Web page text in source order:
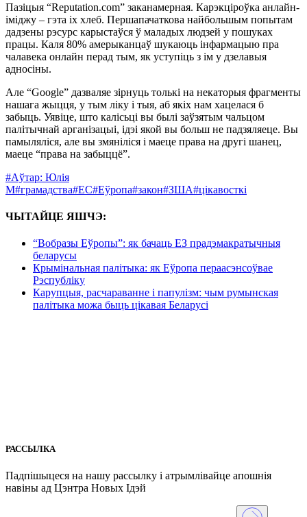
Пазіцыя “Reputation.com” заканамерная. Карэкціроўка анлайн-
іміджу – гэта іх хлеб. Першапачаткова найбольшым попытам
дадзены рэсурс карыстаўся ў маладых людзей у пошуках
працы. Каля 80% амерыканцаў шукаюць інфармацыю пра
чалавека онлайн перад тым, як уступіць з ім у дзелавыя
адносіны.
Але “Google” дазваляе зірнуць толькі на некаторыя фрагменты
нашага жыцця, у тым ліку і тыя, аб якіх нам хацелася б
забыць. Уявіце, што калісьці вы былі заўзятым чальцом
палітычнай арганізацыі, ідэі якой вы больш не падзяляеце. Вы
памыляліся, але вы змяніліся і маеце права на другі шанец,
маеце “права на забыццё”.
#Аўтар: Юлія
М#грамадства#ЕС#Еўропа#закон#ЗША#цікавосткі
ЧЫТАЙЦЕ ЯШЧЭ:
“Вобразы Еўропы”: як бачаць ЕЗ прадэмакратычныя
беларусы
Крымінальная палітыка: як Еўропа пераасэнсоўвае
Рэспубліку
Карупцыя, расчараванне і папулізм: чым румынская
палітыка можа быць цікавая Беларусі
РАССЫЛКА
Падпішыцеся на нашу рассылкy і атрымлівайце апошнія
навіны ад Цэнтра Новых Iдэй